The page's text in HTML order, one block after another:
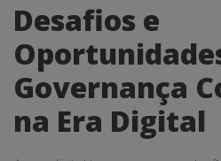
Desafios e
Governança
na Era Digital